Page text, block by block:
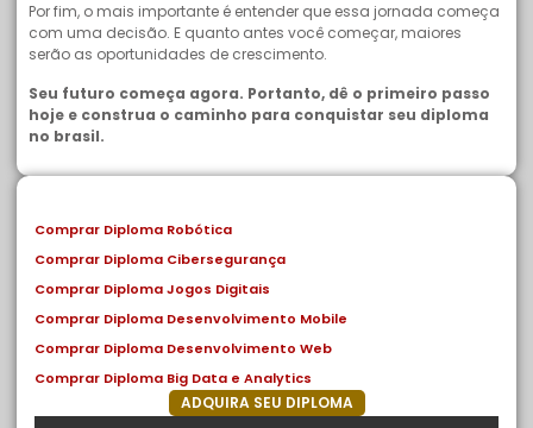
Por fim, o mais importante é entender que essa jornada começa
com uma decisão. E quanto antes você começar, maiores
serão as oportunidades de crescimento.
Seu futuro começa agora. Portanto, dê o primeiro passo
hoje e construa o caminho para conquistar seu diploma
no brasil.
Comprar Diploma Robótica
Comprar Diploma Cibersegurança
Comprar Diploma Jogos Digitais
Comprar Diploma Desenvolvimento Mobile
Comprar Diploma Desenvolvimento Web
Comprar Diploma Big Data e Analytics
ADQUIRA SEU DIPLOMA